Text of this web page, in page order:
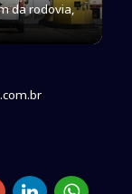
da rodovia,